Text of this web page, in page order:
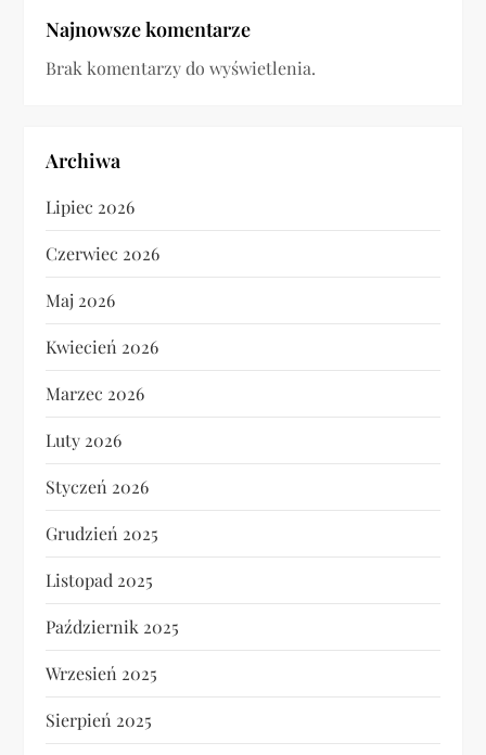
Najnowsze komentarze
Brak komentarzy do wyświetlenia.
Archiwa
Lipiec 2026
Czerwiec 2026
Maj 2026
Kwiecień 2026
Marzec 2026
Luty 2026
Styczeń 2026
Grudzień 2025
Listopad 2025
Październik 2025
Wrzesień 2025
Sierpień 2025